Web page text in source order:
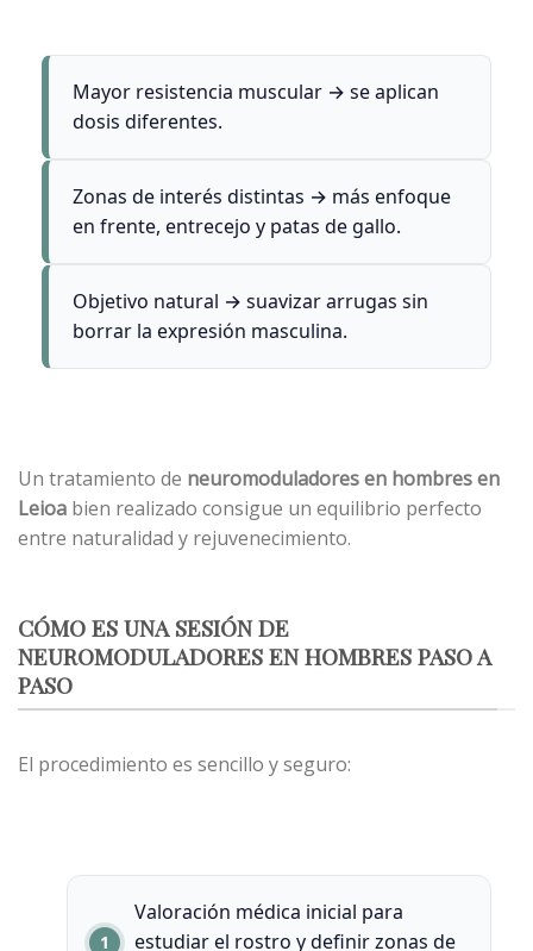
Mayor resistencia muscular → se aplican
dosis diferentes.
Zonas de interés distintas → más enfoque
en frente, entrecejo y patas de gallo.
Objetivo natural → suavizar arrugas sin
borrar la expresión masculina.
Un tratamiento de neuromoduladores en hombres en
Leioa bien realizado consigue un equilibrio perfecto
entre naturalidad y rejuvenecimiento.
CÓMO ES UNA SESIÓN DE
NEUROMODULADORES EN HOMBRES PASO A
PASO
El procedimiento es sencillo y seguro:
Valoración médica inicial para
estudiar el rostro y definir zonas de